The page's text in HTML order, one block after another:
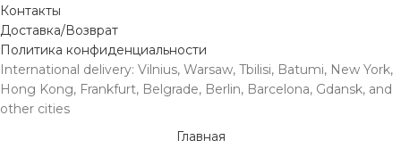
Контакты
Доставка/Возврат
Политика конфиденциальности
International delivery: Vilnius, Warsaw, Tbilisi, Batumi, New York,
Hong Kong, Frankfurt, Belgrade, Berlin, Barcelona, Gdansk, and
other cities
Главная